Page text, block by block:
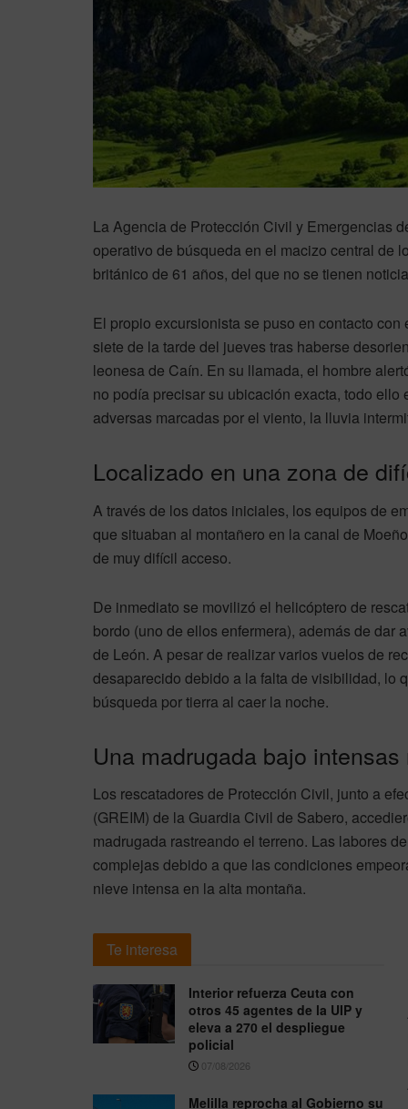
La Agencia de Protección Civil y Emergencias
operativo de búsqueda en el macizo central de
británico de 61 años, del que no se tienen
El propio excursionista se puso en contacto
siete de la tarde del jueves tras haberse
leonesa de Caín. En su llamada, el hombre
no podía precisar su ubicación exacta, todo
adversas marcadas por el viento, la lluvia
Localizado en una zona de
A través de los datos iniciales, los equipos de
que situaban al montañero en la canal de
de muy difícil acceso.
De inmediato se movilizó el helicóptero de
bordo (uno de ellos enfermera), además de
de León. A pesar de realizar varios vuelos de
desaparecido debido a la falta de visibilidad, lo
búsqueda por tierra al caer la noche.
Una madrugada bajo intensas
Los rescatadores de Protección Civil, junto a
(GREIM) de la Guardia Civil de Sabero,
madrugada rastreando el terreno. Las labores
complejas debido a que las condiciones
nieve intensa en la alta montaña.
Te interesa
Interior refuerza Ceuta con
otros 45 agentes de la UIP y
eleva a 270 el despliegue
policial
07/08/2026
Melilla reprocha al Gobierno su